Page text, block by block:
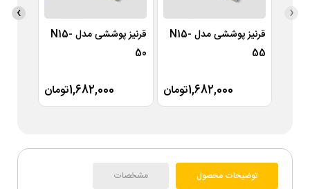
قرنیز پوششی مدل N15-
55
1,682,000تومان
قرنیز پوششی مدل N15-
50
1,682,000تومان
‹
›
توضیحات محصول مشخصات